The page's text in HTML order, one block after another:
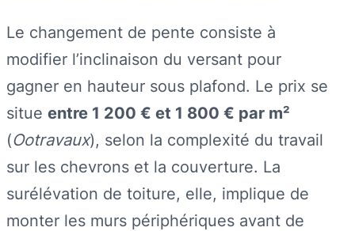
Le changement de pente consiste à
modifier l’inclinaison du versant pour
gagner en hauteur sous plafond. Le prix se
situe entre 1 200 € et 1 800 € par m²
(Ootravaux), selon la complexité du travail
sur les chevrons et la couverture. La
surélévation de toiture, elle, implique de
monter les murs périphériques avant de